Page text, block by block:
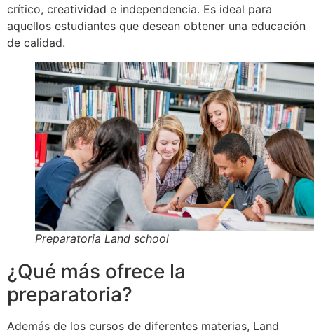
crítico, creatividad e independencia. Es ideal para
aquellos estudiantes que desean obtener una educación
de calidad.
Preparatoria Land school
¿Qué más ofrece la
preparatoria?
Además de los cursos de diferentes materias, Land